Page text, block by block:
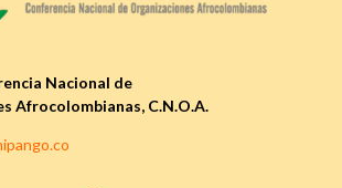
Nacional de
Afrocolombianas, C.N.O.A.